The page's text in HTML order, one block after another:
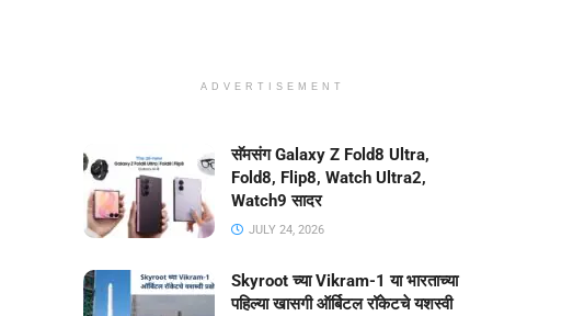
ADVERTISEMENT
सॅमसंग Galaxy Z Fold8 Ultra,
Fold8, Flip8, Watch Ultra2,
Watch9 सादर
JULY 24, 2026
Skyroot च्या Vikram-1 या भारताच्या
पहिल्या खासगी ऑर्बिटल रॉकेटचे यशस्वी